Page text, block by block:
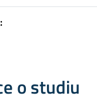
o studiu